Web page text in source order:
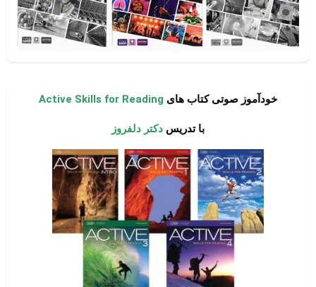
خودآموز صوتی کتاب های Active Skills for Reading
با تدریس دکتر دلفروز